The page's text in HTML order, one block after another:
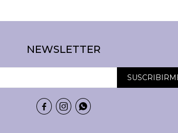
NEWSLETTER
  